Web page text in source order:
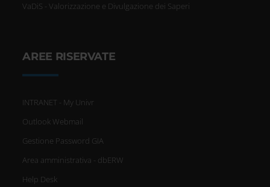
VaDiS - Valorizzazione e Divulgazione dei Saperi
AREE RISERVATE
INTRANET - My Univr
Outlook Webmail
Gestione Password GIA
Area amministrativa - dbERW
Help Desk